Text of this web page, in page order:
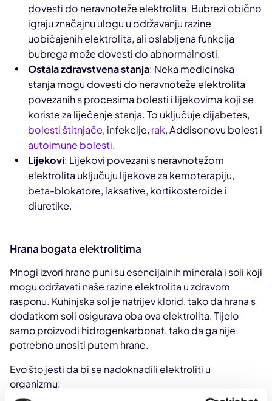
dovesti do neravnoteže elektrolita. Bubrezi obično
igraju značajnu ulogu u održavanju razine
uobičajenih elektrolita, ali oslabljena funkcija
bubrega može dovesti do abnormalnosti.
Ostala zdravstvena stanja: Neka medicinska
stanja mogu dovesti do neravnoteže elektrolita
povezanih s procesima bolesti i lijekovima koji se
koriste za liječenje stanja. To uključuje dijabetes,
bolesti štitnjače, infekcije, rak, Addisonovu bolest i
autoimune bolesti.
Lijekovi: Lijekovi povezani s neravnotežom
elektrolita uključuju lijekove za kemoterapiju,
beta-blokatore, laksative, kortikosteroide i
diuretike.
Hrana bogata elektrolitima
Mnogi izvori hrane puni su esencijalnih minerala i soli koji
mogu održavati naše razine elektrolita u zdravom
rasponu. Kuhinjska sol je natrijev klorid, tako da hrana s
dodatkom soli osigurava oba ova elektrolita. Tijelo
samo proizvodi hidrogenkarbonat, tako da ga nije
potrebno unositi putem hrane.
Evo što jesti da bi se nadoknadili elektroliti u
organizmu: